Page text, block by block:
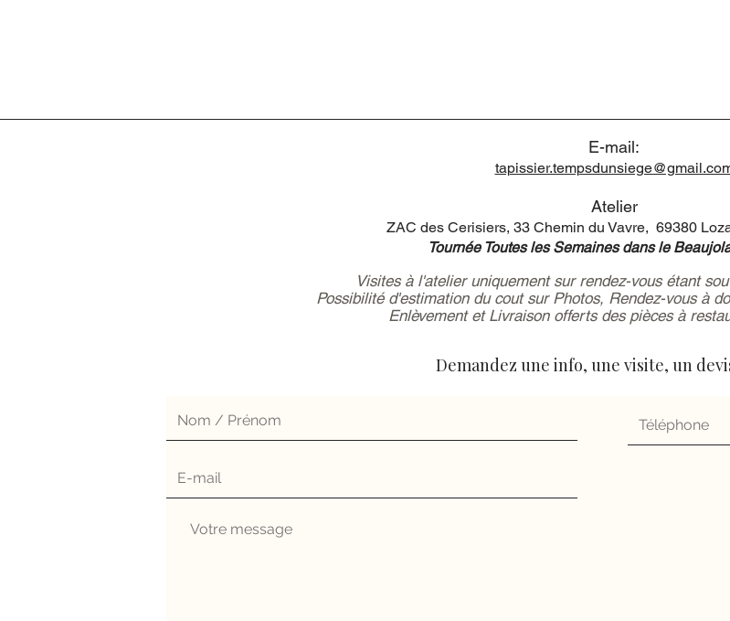
E-mail:
Atelier
ZAC des Cerisiers, 33 Chemin du Vavre, 69380
Tournée Toutes les Semaines dans le
Visites à l'atelier uniquement sur rendez-vous étant
Possibilité d'estimation du cout sur Photos, Rendez-vous à
Enlèvement et Livraison offerts des pièces à
Demandez une info, une visite, un